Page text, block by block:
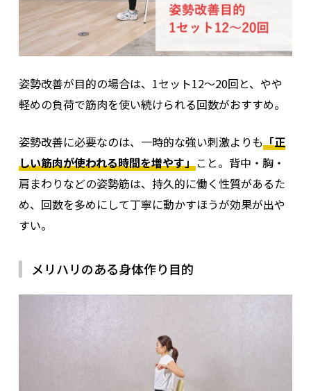
姿勢改善が目的の場合は、1セット12〜20回と、やや
軽めの負荷で筋肉を使い続けられる回数がおすすめ。
姿勢改善に必要なのは、一時的な強い刺激よりも「正
しい筋肉が使われる時間を増やす」こと。背中・胸・
肩まわりなどの姿勢筋は、持久的に働く性質があるた
め、回数を多めにして丁寧に動かすほうが効果が出や
すい。
メリハリのある身体作り目的